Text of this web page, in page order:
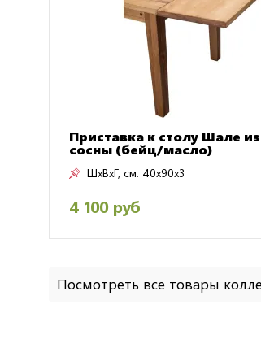
Приставка к столу Шале
сосны (бейц/масло)
ШxВxГ, см: 40x90x3
4 100 руб
Посмотреть все товары